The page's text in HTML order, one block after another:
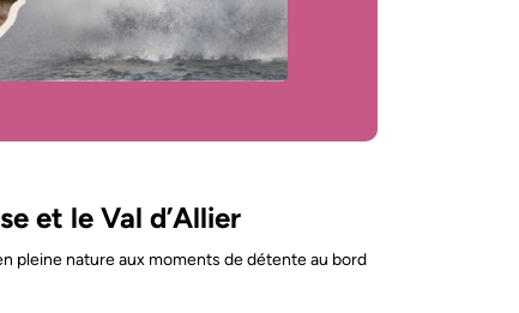
et le Val d’Allier
pleine nature aux moments de détente au bord